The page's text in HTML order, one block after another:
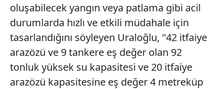
oluşabilecek yangın veya patlama gibi acil
durumlarda hızlı ve etkili müdahale için
tasarlandığını söyleyen Uraloğlu, "42 itfaiye
arazözü ve 9 tankere eş değer olan 92
tonluk yüksek su kapasitesi ve 20 itfaiye
arazözü kapasitesine eş değer 4 metreküp